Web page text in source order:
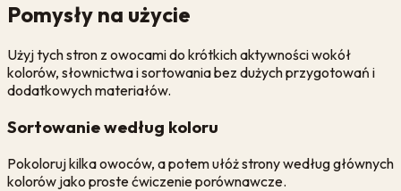
Pomysły na użycie
Użyj tych stron z owocami do krótkich aktywności wokół
kolorów, słownictwa i sortowania bez dużych przygotowań i
dodatkowych materiałów.
Sortowanie według koloru
Pokoloruj kilka owoców, a potem ułóż strony według głównych
kolorów jako proste ćwiczenie porównawcze.